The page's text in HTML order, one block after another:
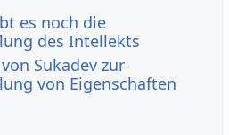
es noch die
des Intellekts
Sukadev zur
von Eigenschaften